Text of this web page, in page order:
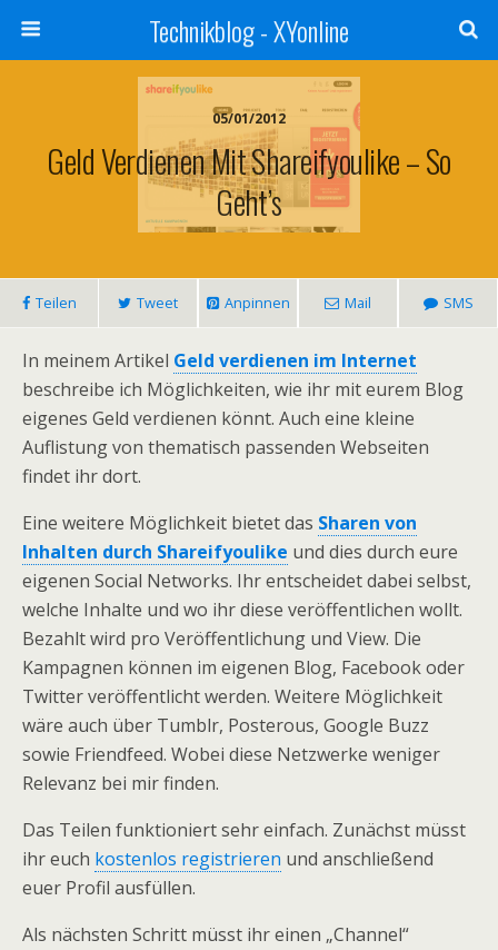
Technikblog - XYonline
05/01/2012
Geld Verdienen Mit Shareifyoulike – So
Geht’s
Teilen Tweet Anpinnen Mail SMS
In meinem Artikel Geld verdienen im Internet
beschreibe ich Möglichkeiten, wie ihr mit eurem Blog
eigenes Geld verdienen könnt. Auch eine kleine
Auflistung von thematisch passenden Webseiten
findet ihr dort.
Eine weitere Möglichkeit bietet das Sharen von
Inhalten durch Shareifyoulike und dies durch eure
eigenen Social Networks. Ihr entscheidet dabei selbst,
welche Inhalte und wo ihr diese veröffentlichen wollt.
Bezahlt wird pro Veröffentlichung und View. Die
Kampagnen können im eigenen Blog, Facebook oder
Twitter veröffentlicht werden. Weitere Möglichkeit
wäre auch über Tumblr, Posterous, Google Buzz
sowie Friendfeed. Wobei diese Netzwerke weniger
Relevanz bei mir finden.
Das Teilen funktioniert sehr einfach. Zunächst müsst
ihr euch kostenlos registrieren und anschließend
euer Profil ausfüllen.
Als nächsten Schritt müsst ihr einen „Channel“